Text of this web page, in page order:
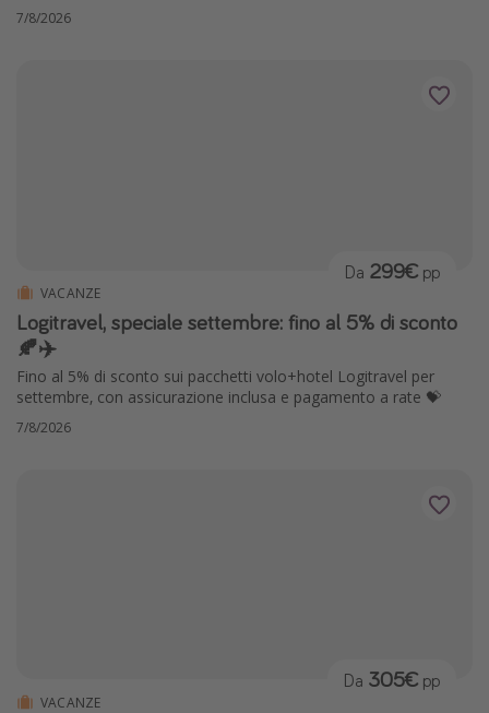
7/8/2026
VACANZE
Logitravel, speciale settembre: fino al 5% di sconto
🍂✈️
Fino al 5% di sconto sui pacchetti volo+hotel Logitravel per
settembre, con assicurazione inclusa e pagamento a rate 💝
Da 299€ pp
7/8/2026
VACANZE
Da 305€ pp